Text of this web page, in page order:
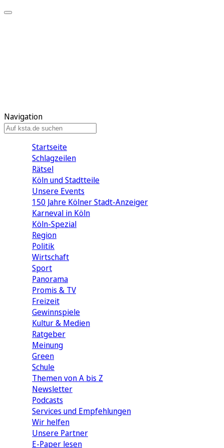
Navigation
Startseite
Schlagzeilen
Rätsel
Köln und Stadtteile
Unsere Events
150 Jahre Kölner Stadt-Anzeiger
Karneval in Köln
Köln-Spezial
Region
Politik
Wirtschaft
Sport
Panorama
Promis & TV
Freizeit
Gewinnspiele
Kultur & Medien
Ratgeber
Meinung
Green
Schule
Themen von A bis Z
Newsletter
Podcasts
Services und Empfehlungen
Wir helfen
Unsere Partner
E-Paper lesen